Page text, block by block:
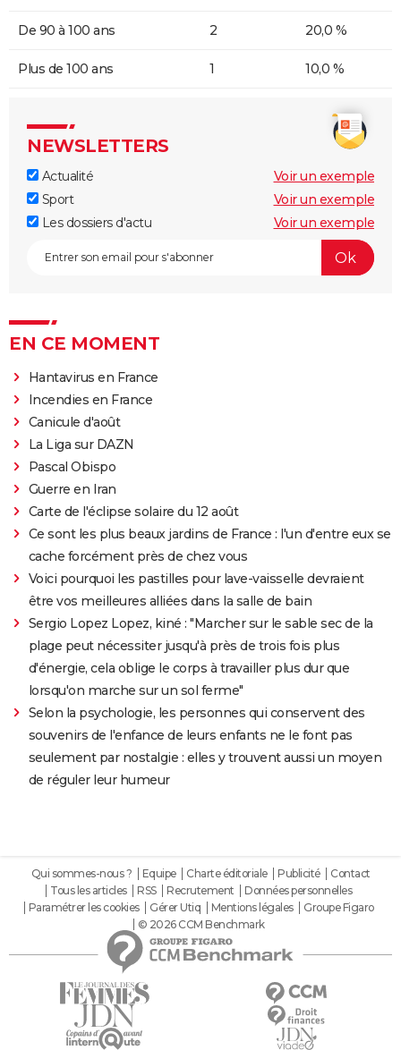
De 90 à 100 ans 2 20,0 %
Plus de 100 ans 1 10,0 %
NEWSLETTERS
Actualité
Voir un exemple
Sport
Voir un exemple
Les dossiers d'actu
Voir un exemple
EN CE MOMENT
Hantavirus en France
Incendies en France
Canicule d'août
La Liga sur DAZN
Pascal Obispo
Guerre en Iran
Carte de l'éclipse solaire du 12 août
Ce sont les plus beaux jardins de France : l'un d'entre eux se
cache forcément près de chez vous
Voici pourquoi les pastilles pour lave-vaisselle devraient
être vos meilleures alliées dans la salle de bain
Sergio Lopez Lopez, kiné : "Marcher sur le sable sec de la
plage peut nécessiter jusqu'à près de trois fois plus
d'énergie, cela oblige le corps à travailler plus dur que
lorsqu'on marche sur un sol ferme"
Selon la psychologie, les personnes qui conservent des
souvenirs de l'enfance de leurs enfants ne le font pas
seulement par nostalgie : elles y trouvent aussi un moyen
de réguler leur humeur
Qui sommes-nous ? Equipe Charte éditoriale Publicité
Contact
Tous les articles
RSS Recrutement
Données personnelles
Paramétrer les cookies
Gérer Utiq Mentions légales
Groupe Figaro
© 2026 CCM Benchmark